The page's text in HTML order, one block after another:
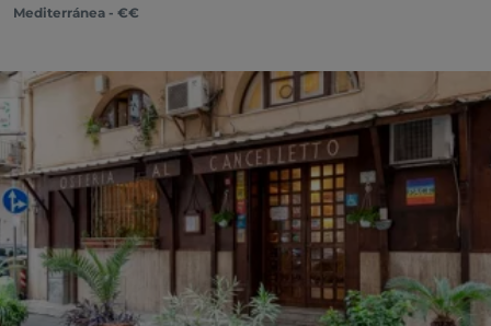
Mediterránea - €€